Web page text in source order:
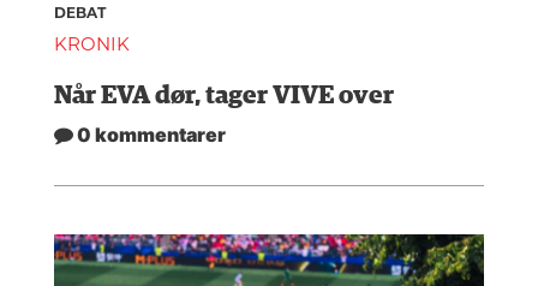
DEBAT
KRONIK
Når EVA dør, tager VIVE over
0 kommentarer